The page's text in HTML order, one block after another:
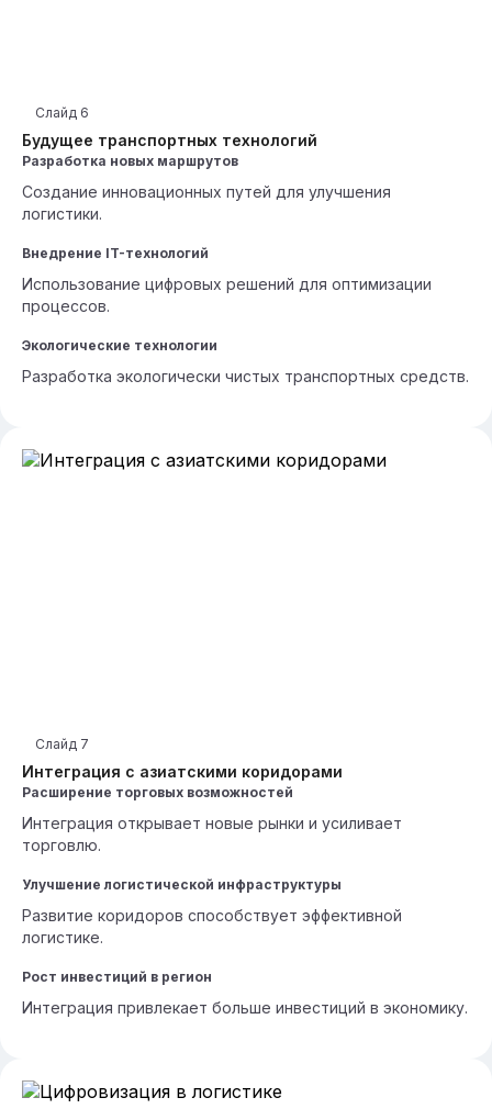
Будущее транспортных технологий
Слайд 6
Разработка новых маршрутов
Создание инновационных путей для улучшения
логистики.
Внедрение IT-технологий
Использование цифровых решений для оптимизации
процессов.
Экологические технологии
Разработка экологически чистых транспортных средств.
Интеграция с азиатскими коридорами
Слайд 7
Расширение торговых возможностей
Интеграция открывает новые рынки и усиливает
торговлю.
Улучшение логистической инфраструктуры
Развитие коридоров способствует эффективной
логистике.
Рост инвестиций в регион
Интеграция привлекает больше инвестиций в экономику.